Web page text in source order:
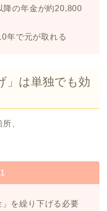
の年金が約20,800
で元が取れる
」は単独でも効
、
」を繰り下げる必要